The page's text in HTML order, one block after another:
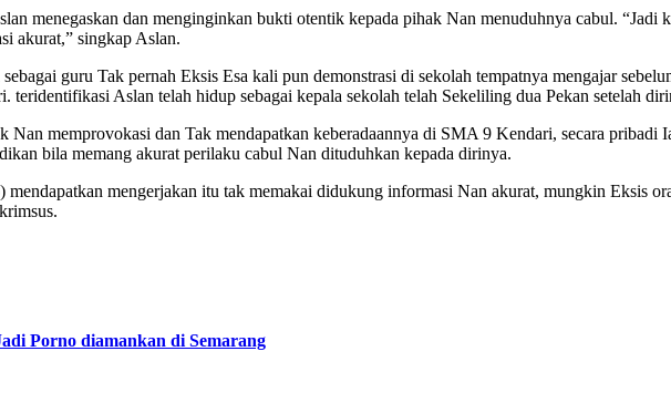
menegaskan dan menginginkan bukti otentik kepada pihak Nan menuduhnya cabul.
akurat,” singkap Aslan.
guru Tak pernah Eksis Esa kali pun demonstrasi di sekolah tempatnya mengajar
Aslan telah hidup sebagai kepala sekolah telah Sekeliling dua Pekan setelah
memprovokasi dan Tak mendapatkan keberadaannya di SMA 9 Kendari, secara pribadi
bila memang akurat perilaku cabul Nan dituduhkan kepada dirinya.
mendapatkan mengerjakan itu tak memakai didukung informasi Nan akurat, mungkin Eksis
Porno diamankan di Semarang